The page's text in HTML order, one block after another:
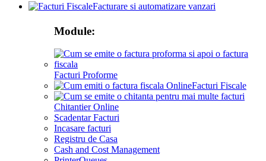
Facturare si automatizare vanzari
Module:
Facturi Proforme
Facturi Fiscale
Chitantier Online
Scadentar Facturi
Incasare facturi
Registru de Casa
Cash and Cost Management